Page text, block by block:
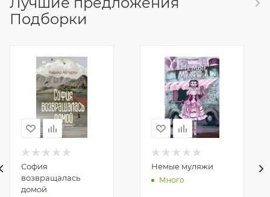
Подборки
София
возвращалась
домой
Немые муляжи
Много